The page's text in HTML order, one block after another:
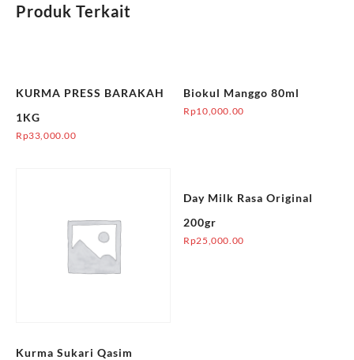
Produk Terkait
KURMA PRESS BARAKAH
1KG
Rp33,000.00
Biokul Manggo 80ml
Rp10,000.00
Kurma Sukari Qasim
Day Milk Rasa Original
200gr
Rp25,000.00